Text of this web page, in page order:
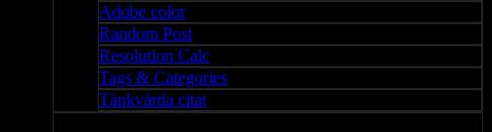
Adobe color
Random Post
Resolution Calc
Tags & Categories
Tänkvärda citat